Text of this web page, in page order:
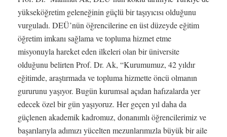
yükseköğretim geleneğinin güçlü bir taşıyıcısı olduğunu
vurguladı. DEÜ’nün öğrencilerine en üst düzeyde eğitim
öğretim imkanı sağlama ve topluma hizmet etme
misyonuyla hareket eden ilkeleri olan bir üniversite
olduğunu belirten Prof. Dr. Ak, “Kurumumuz, 42 yıldır
eğitimde, araştırmada ve topluma hizmette öncü olmanın
gururunu yaşıyor. Bugün kurumsal açıdan hafızalarda yer
edecek özel bir gün yaşıyoruz. Her geçen yıl daha da
güçlenen akademik kadromuz, donanımlı öğrencilerimiz ve
başarılarıyla adımızı yücelten mezunlarımızla büyük bir aile